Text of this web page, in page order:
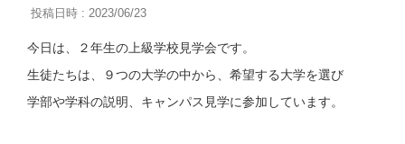
投稿日時 : 2023/06/23
今日は、２年生の上級学校見学会です。
生徒たちは、９つの大学の中から、希望する大学を選び
学部や学科の説明、キャンパス見学に参加しています。